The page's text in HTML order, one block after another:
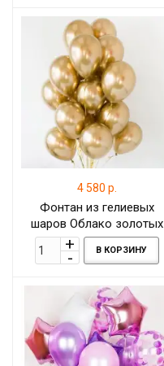
4 580 р.
Фонтан из гелиевых
шаров Облако золотых
шаров хром
В КОРЗИНУ